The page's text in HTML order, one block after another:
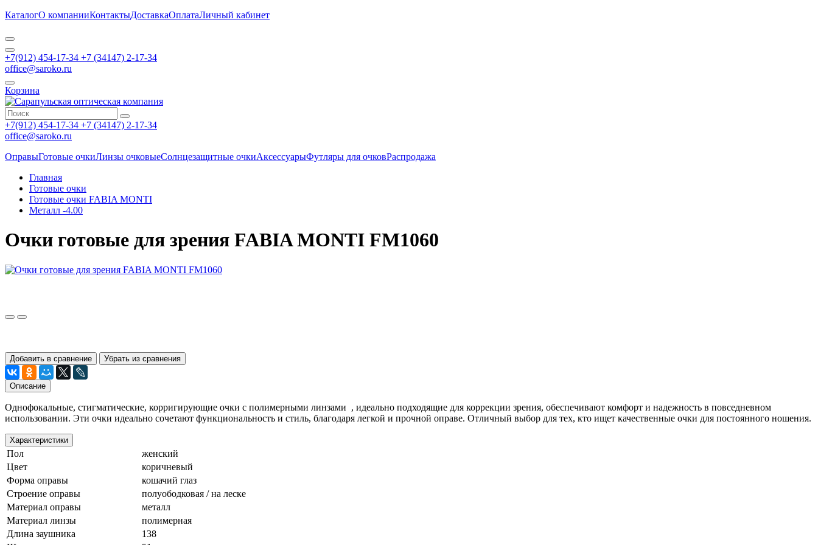
КаталогО компанииКонтактыДоставкаОплатаЛичный кабинет
+7(912) 454-17-34 +7 (34147) 2-17-34
office@saroko.ru
Корзина
+7(912) 454-17-34 +7 (34147) 2-17-34
office@saroko.ru
ОправыГотовые очкиЛинзы очковыеСолнцезащитные очкиАксессуарыФутляры для очковРаспродажа
Главная
Готовые очки
Готовые очки FABIA MONTI
Металл -4.00
Очки готовые для зрения FABIA MONTI FM1060
Добавить в сравнение Убрать из сравнения
Описание
Однофокальные, стигматические, корригирующие очки с полимерными линзами , идеально подходящие для коррекции зрения, обеспечивают комфорт и надежность в повседневном
использовании. Эти очки идеально сочетают функциональность и стиль, благодаря легкой и прочной оправе. Отличный выбор для тех, кто ищет качественные очки для постоянного ношения.
Характеристики
Пол
женский
Цвет
коричневый
Форма оправы
кошачий глаз
Строение оправы
полуободковая / на леске
Материал оправы
металл
Материал линзы
полимерная
Длина заушника
138